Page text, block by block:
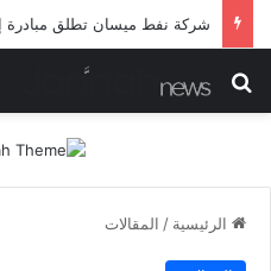
بحث عن
الرئيسية / المقالات